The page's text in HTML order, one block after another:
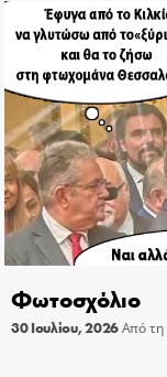
Φωτοσχόλιο
30 Ιουλίου, 2026Από τη